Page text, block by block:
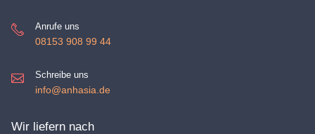
Anrufe uns
08153 908 99 44
Schreibe uns
info@anhasia.de
Wir liefern nach